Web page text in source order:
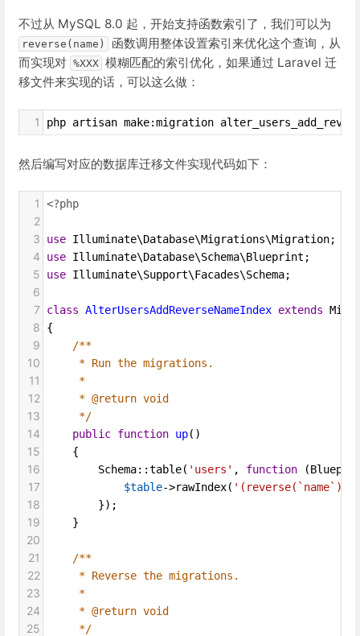
不过从 MySQL 8.0 起，开始支持函数索引了，我们可以为
reverse(name)
函数调用整体设置索引来优化这个查询，从
而实现对 %XXX 模糊匹配的索引优化，如果通过 Laravel 迁
移文件来实现的话，可以这么做：
1 php artisan make:migration
然后编写对应的数据库迁移文件实现代码如下：
1 <?php
2
3
use Illuminate\Database\Migrations\Migration;
4 use Illuminate\Database\Schema\Blueprint ;
5 use Illuminate\Support\Facades\Schema;
6
7
class AlterUsersAddReverseNameIndex extends
8 {
9 /**
10 * Run the migrations.
11 *
12 * @return void
13 */
14 public function up()
15
    {
16 Schema::table( 'users' , function (
17 $table->rawIndex( '(reverse(`name`))'
18
        });
19
    }
20
21
/**
22 * Reverse the migrations.
23 *
24 * @return void
25 */